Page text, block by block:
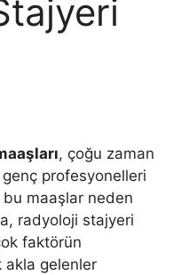
, çoğu zaman
profesyonelleri
maaşlar neden
radyoloji stajyeri
faktörün
akla gelenler